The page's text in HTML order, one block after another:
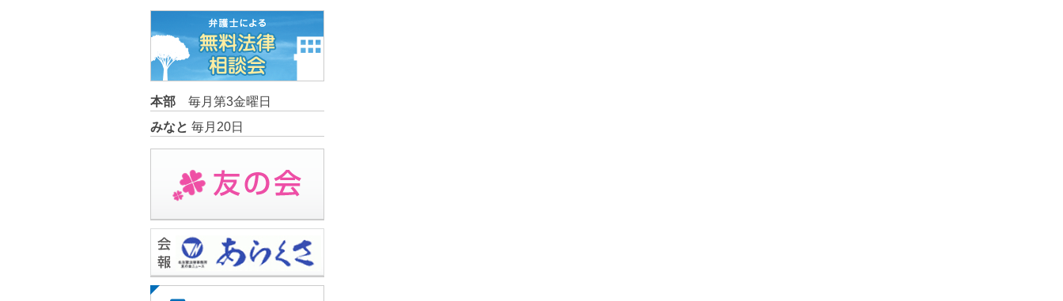
本部 毎月第3金曜日
みなと 毎月20日